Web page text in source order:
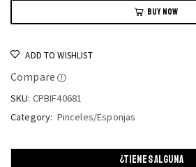
BUY NOW
ADD TO WISHLIST
Compare
SKU: CPBIF40681
Category: Pinceles/Esponjas
¿TIENES ALGUNA